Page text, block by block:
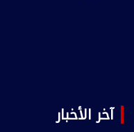
آخر الأخبار